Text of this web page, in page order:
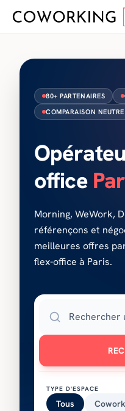
80+ PARTENAIRES
COMPARAISON NEUTRE
office
Morning, WeWork,
référençons et
meilleures offres
flex-office à Paris.
TYPE D'ESPACE
Tous